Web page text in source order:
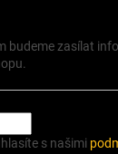
budeme zasílat
s našimi